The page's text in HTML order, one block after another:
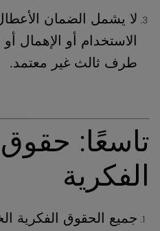
لا يشمل الضمان
الاستخدام أو الإهمال
طرف ثالث غير معتمد.
تاسعًا: حقوق
الفكرية
جميع الحقوق الفكرية